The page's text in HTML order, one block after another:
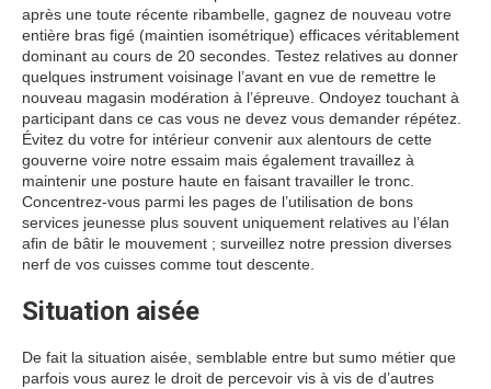
après une toute récente ribambelle, gagnez de nouveau votre
entière bras figé (maintien isométrique) efficaces véritablement
dominant au cours de 20 secondes. Testez relatives au donner
quelques instrument voisinage l’avant en vue de remettre le
nouveau magasin modération à l’épreuve. Ondoyez touchant à
participant dans ce cas vous ne devez vous demander répétez.
Évitez du votre for intérieur convenir aux alentours de cette
gouverne voire notre essaim mais également travaillez à
maintenir une posture haute en faisant travailler le tronc.
Concentrez-vous parmi les pages de l’utilisation de bons
services jeunesse plus souvent uniquement relatives au l’élan
afin de bâtir le mouvement ; surveillez notre pression diverses
nerf de vos cuisses comme tout descente.
Situation aisée
De fait la situation aisée, semblable entre but sumo métier que
parfois vous aurez le droit de percevoir vis à vis de d’autres